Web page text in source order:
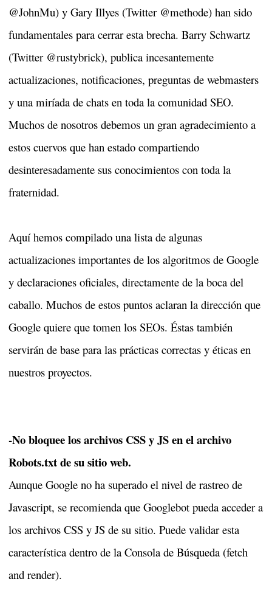
@JohnMu) y Gary Illyes (Twitter @methode) han sido
fundamentales para cerrar esta brecha. Barry Schwartz
(Twitter @rustybrick), publica incesantemente
actualizaciones, notificaciones, preguntas de webmasters
y una miríada de chats en toda la comunidad SEO.
Muchos de nosotros debemos un gran agradecimiento a
estos cuervos que han estado compartiendo
desinteresadamente sus conocimientos con toda la
fraternidad.
Aquí hemos compilado una lista de algunas
actualizaciones importantes de los algoritmos de Google
y declaraciones oficiales, directamente de la boca del
caballo. Muchos de estos puntos aclaran la dirección que
Google quiere que tomen los SEOs. Éstas también
servirán de base para las prácticas correctas y éticas en
nuestros proyectos.
-No bloquee los archivos CSS y JS en el archivo
Robots.txt de su sitio web.
Aunque Google no ha superado el nivel de rastreo de
Javascript, se recomienda que Googlebot pueda acceder a
los archivos CSS y JS de su sitio. Puede validar esta
característica dentro de la Consola de Búsqueda (fetch
and render).